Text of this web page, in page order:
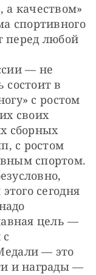
качеством»
спортивного
перед любой
— не
в
с ростом
своих
сборных
с ростом
спортом.
сегодня
цель —
— это
и награды —